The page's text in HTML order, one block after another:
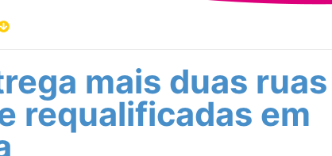
mais duas ruas
requalificadas em